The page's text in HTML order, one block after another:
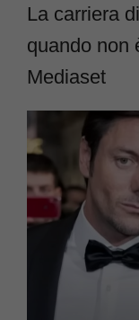
La carriera
quando non
Mediaset